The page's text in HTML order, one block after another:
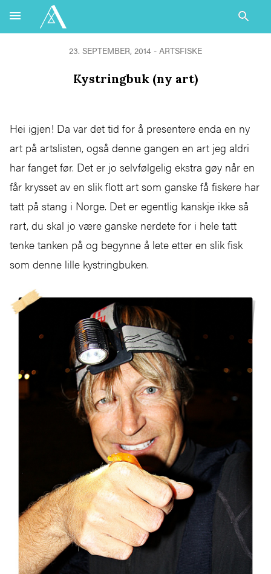
23. SEPTEMBER, 2014 - ARTSFISKE
Kystringbuk (ny art)
Hei igjen! Da var det tid for å presentere enda en ny
art på artslisten, også denne gangen en art jeg aldri
har fanget før. Det er jo selvfølgelig ekstra gøy når en
får krysset av en slik flott art som ganske få fiskere har
tatt på stang i Norge. Det er egentlig kanskje ikke så
rart, du skal jo være ganske nerdete for i hele tatt
tenke tanken på og begynne å lete etter en slik fisk
som denne lille kystringbuken.